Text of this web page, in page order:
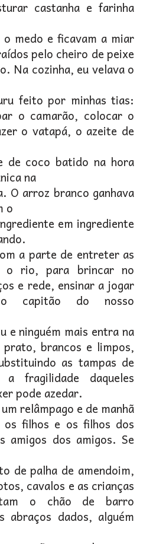
castanha e farinha
medo e ficavam a miar
pelo cheiro de peixe
Na cozinha, eu velava o
feito por minhas tias:
o camarão, colocar o
o vatapá, o azeite de
de coco batido na hora
na
O arroz branco ganhava
o
em ingrediente
a parte de entreter as
o rio, para brincar no
e rede, ensinar a jogar
capitão do nosso
e ninguém mais entra na
prato, brancos e limpos,
as tampas de
a fragilidade daqueles
pode azedar.
relâmpago e de manhã
os filhos e os filhos dos
amigos dos amigos. Se
de palha de amendoim,
cavalos e as crianças
o chão de barro
abraços dados, alguém